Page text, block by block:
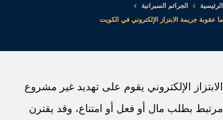
الرئيسية
الجرائم السبرانية
ما عقوبة جريمة الابتزاز الإلكتروني في الكويت
الابتزاز الإلكتروني يقوم على تهديد غير مشروع
مرتبط بطلب مال أو فعل أو امتناع، وقد يقترن